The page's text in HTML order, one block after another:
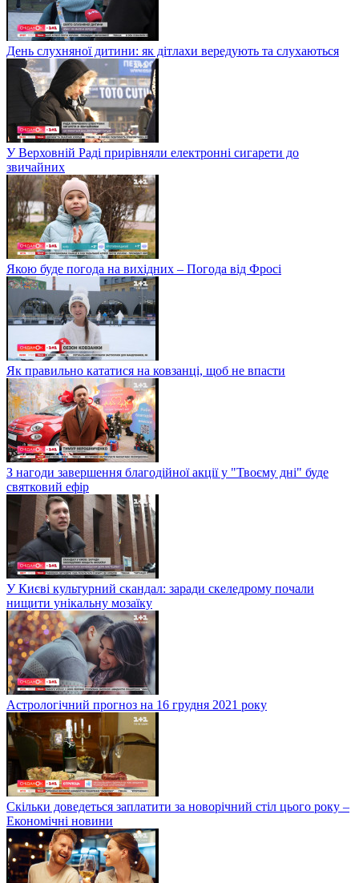
День слухняної дитини: як дітлахи вередують та слухаються
У Верховній Раді прирівняли електронні сигарети до
звичайних
Якою буде погода на вихідних – Погода від Фросі
Як правильно кататися на ковзанці, щоб не впасти
З нагоди завершення благодійної акції у "Твоєму дні" буде
святковий ефір
У Києві культурний скандал: заради скеледрому почали
нищити унікальну мозаїку
Астрологічний прогноз на 16 грудня 2021 року
Скільки доведеться заплатити за новорічний стіл цього року –
Економічні новини